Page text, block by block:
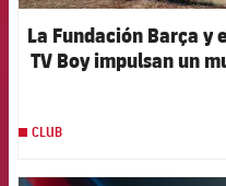
La Fundación Barça
TV Boy impulsan un
CLUB